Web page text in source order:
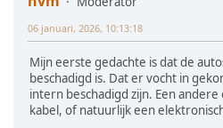
06 januari, 2026, 10:13:18
Mijn eerste gedachte is dat de
beschadigd is. Dat er vocht in
intern beschadigd zijn. Een andere
kabel, of natuurlijk een